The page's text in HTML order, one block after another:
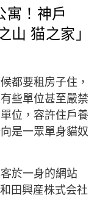
寓！神戶
山 猫之家」
都要租房子住，
些單位甚至嚴禁
位，容許住戶養
是一眾單身貓奴
於一身的網站
田興産株式会社